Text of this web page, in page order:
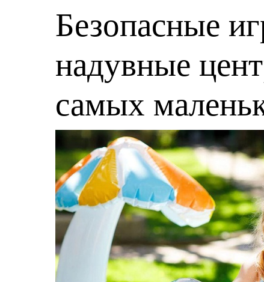
Безопасные
надувные
самых